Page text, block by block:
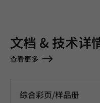
文档 & 技术详
查看更多
综合彩页/样品册